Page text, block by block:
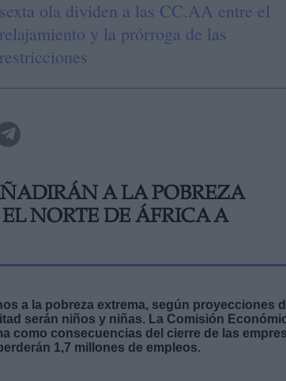
sexta ola dividen a las CC.AA entre el
relajamiento y la prórroga de las
restricciones
A LA POBREZA
NORTE DE ÁFRICA A
a la pobreza extrema, según proyecciones
serán niños y niñas. La Comisión
como consecuencias del cierre de las
1,7 millones de empleos.